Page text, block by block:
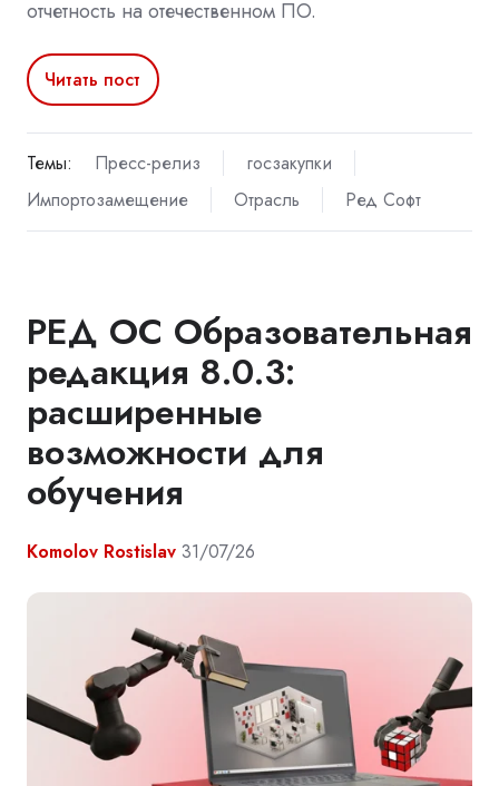
отчетность на отечественном ПО.
Читать пост
Темы: Пресс-релиз
госзакупки
Импортозамещение
Отрасль Ред Софт
РЕД ОС Образовательная
редакция 8.0.3:
расширенные
возможности для
обучения
Komolov Rostislav 31/07/26